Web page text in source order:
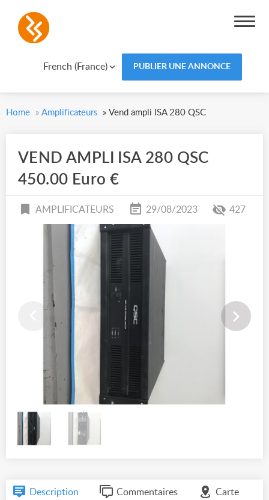
French (France) PUBLIER UNE ANNONCE
Home » Amplificateurs » Vend ampli ISA 280 QSC
VEND AMPLI ISA 280 QSC
450.00 Euro €
AMPLIFICATEURS 29/08/2023 427
Description Commentaires Carte